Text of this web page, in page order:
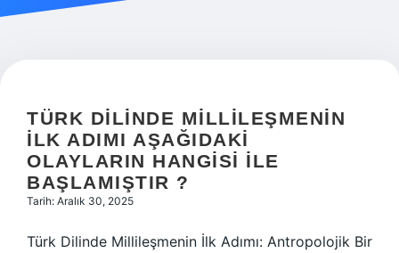
Hakkımızda
TÜRK DILINDE MILLILEŞMENIN
ILK ADIMI AŞAĞIDAKI
OLAYLARIN HANGISI ILE
BAŞLAMIŞTIR ?
Tarih: Aralık 30, 2025
Türk Dilinde Millileşmenin İlk Adımı: Antropolojik Bir